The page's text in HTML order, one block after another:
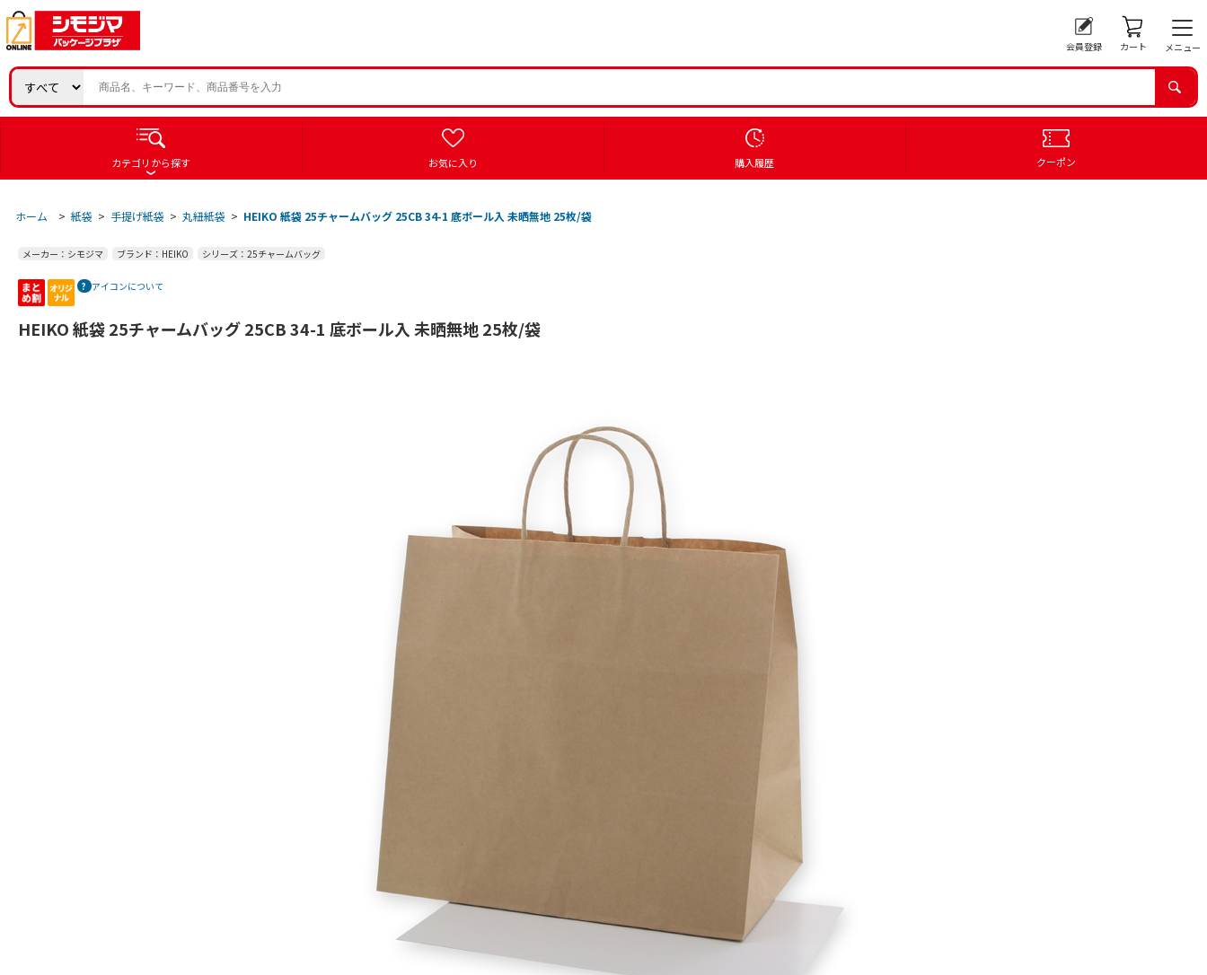
会員登録 カート メニュー
カテゴリから探す お気に入り 購入履歴 クーポン
ホーム > 紙袋 > 手提げ紙袋 > 丸紐紙袋 > HEIKO 紙袋 25チャームバッグ 25CB 34-1 底ボール入 未晒無地 25枚/袋
メーカー：シモジマ ブランド：HEIKO シリーズ：25チャームバッグ
アイコンについて
HEIKO 紙袋 25チャームバッグ 25CB 34-1 底ボール入 未晒無地 25枚/袋